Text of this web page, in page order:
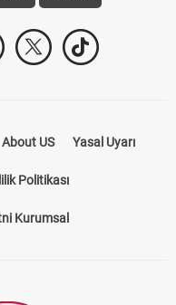
About US Yasal Uyarı
Politikası
Kurumsal